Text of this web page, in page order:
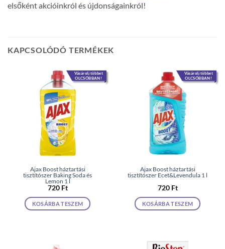
elsőként akcióinkról és újdonságainkról!
KAPCSOLÓDÓ TERMÉKEK
Vásárolj többet
OLCSÓBBAN!
Ajax Boost háztartási
tisztítószer Baking Soda és
Lemon 1 l
720 Ft
KOSÁRBA TESZEM
Vásárolj többet
OLCSÓBBAN!
Ajax Boost háztartási
tisztítószer Ecet&Levendula 1 l
720 Ft
KOSÁRBA TESZEM